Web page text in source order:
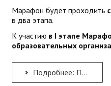
Марафон будет проходить
в два этапа.
К участию в I этапе
образовательных
Подробнее: Приглашаем к участию в III Марафоне по налоговой грамотности «Наши налоги – достойное будущее...